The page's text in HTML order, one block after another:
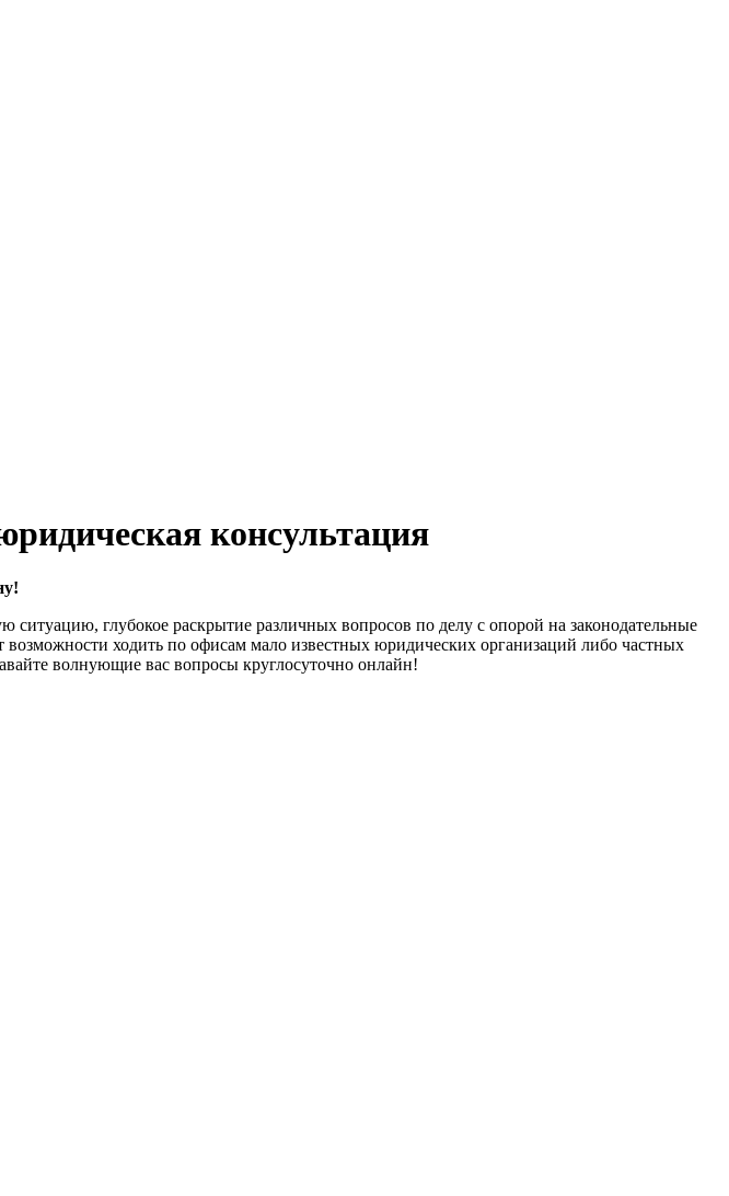
консультация
ситуацию, глубокое раскрытие различных вопросов по делу с опорой на законодательные
ходить по офисам мало известных юридических организаций либо частных
волнующие вас вопросы круглосуточно онлайн!